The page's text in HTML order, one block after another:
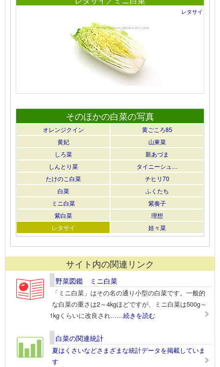
レタサイ
そのほかの白菜の写真
オレンジクイン
黄ごころ85
黄妃
山東菜
しろ菜
新あづま
しんとり菜
タイニーシュ…
たけのこ白菜
チヒリ70
白菜
ふくたち
ミニ白菜
紫奏子
紫白菜
理想
レタサイ
娃々菜
サイト内の関連リンク
野菜図鑑 ミニ白菜
「ミニ白菜」はその名の通り小型の白菜です。一般的
な白菜の重さは2～4kgほどですが、ミニ白菜は500g～
1kgくらいに改良され……続きを読む
白菜の関連統計
夏はくさいなどさまざまな統計データを掲載していま
す